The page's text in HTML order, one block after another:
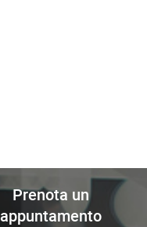
Prenota un
appuntamento